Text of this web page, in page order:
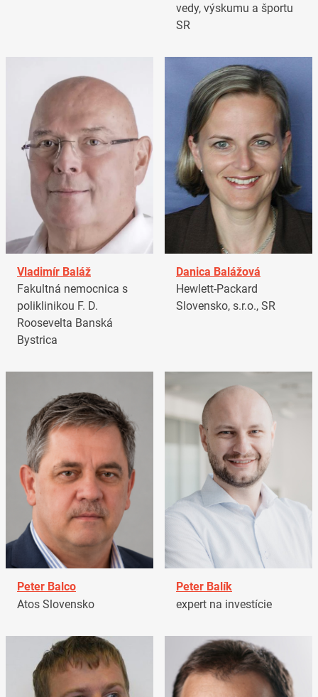
vedy, výskumu a športu
SR
Vladimír Baláž
Fakultná nemocnica s
poliklinikou F. D.
Roosevelta Banská
Bystrica
Danica Balážová
Hewlett-Packard
Slovensko, s.r.o., SR
Peter Balco
Atos Slovensko
Peter Balík
expert na investície